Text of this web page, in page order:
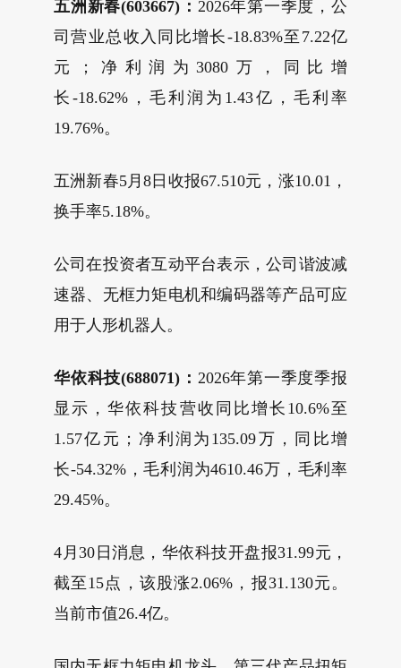
五洲新春(603667)： 2026年第一季度，公
司营业总收入同比增长-18.83%至7.22亿
元；净利润为3080万，同比增
长-18.62%，毛利润为1.43亿，毛利率
19.76%。
五洲新春5月8日收报67.510元，涨10.01，
换手率5.18%。
公司在投资者互动平台表示，公司谐波减
速器、无框力矩电机和编码器等产品可应
用于人形机器人。
华依科技(688071)： 2026年第一季度季报
显示，华依科技营收同比增长10.6%至
1.57亿元；净利润为135.09万，同比增
长-54.32%，毛利润为4610.46万，毛利率
29.45%。
4月30日消息，华依科技开盘报31.99元，
截至15点，该股涨2.06%，报31.130元。
当前市值26.4亿。